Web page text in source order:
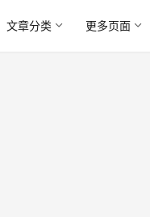
文章分类 更多页面